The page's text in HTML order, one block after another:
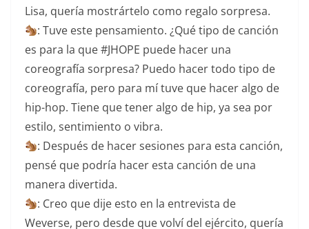
Lisa, quería mostrártelo como regalo sorpresa.
: Tuve este pensamiento. ¿Qué tipo de canción
es para la que #JHOPE puede hacer una
coreografía sorpresa? Puedo hacer todo tipo de
coreografía, pero para mí tuve que hacer algo de
hip-hop. Tiene que tener algo de hip, ya sea por
estilo, sentimiento o vibra.
: Después de hacer sesiones para esta canción,
pensé que podría hacer esta canción de una
manera divertida.
: Creo que dije esto en la entrevista de
Weverse, pero desde que volví del ejército, quería